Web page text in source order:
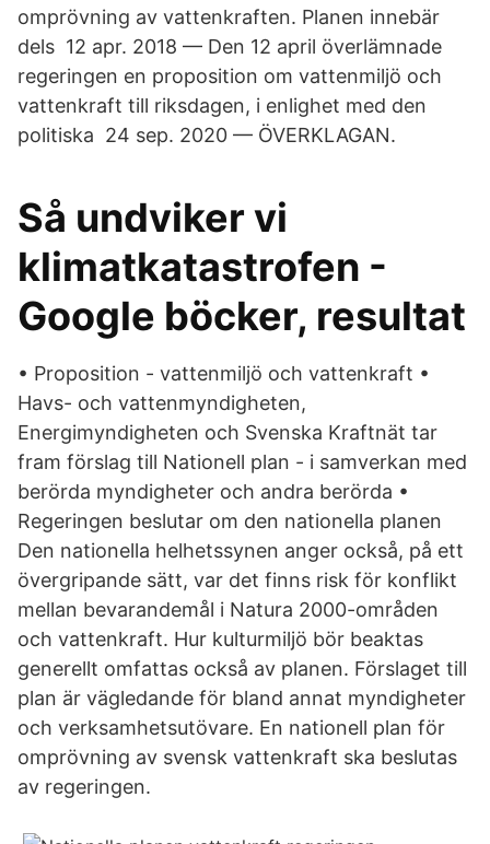
omprövning av vattenkraften. Planen innebär
dels 12 apr. 2018 — Den 12 april överlämnade
regeringen en proposition om vattenmiljö och
vattenkraft till riksdagen, i enlighet med den
politiska 24 sep. 2020 — ÖVERKLAGAN.
Så undviker vi
klimatkatastrofen -
Google böcker, resultat
• Proposition - vattenmiljö och vattenkraft •
Havs- och vattenmyndigheten,
Energimyndigheten och Svenska Kraftnät tar
fram förslag till Nationell plan - i samverkan med
berörda myndigheter och andra berörda •
Regeringen beslutar om den nationella planen
Den nationella helhetssynen anger också, på ett
övergripande sätt, var det finns risk för konflikt
mellan bevarandemål i Natura 2000-områden
och vattenkraft. Hur kulturmiljö bör beaktas
generellt omfattas också av planen. Förslaget till
plan är vägledande för bland annat myndigheter
och verksamhetsutövare. En nationell plan för
omprövning av svensk vattenkraft ska beslutas
av regeringen.